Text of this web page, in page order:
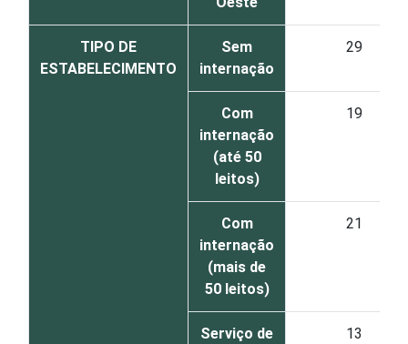
TIPO DE
ESTABELECIMENTO
Sem
internação
29
Com
internação
(até 50
leitos)
19
Com
internação
(mais de
50 leitos)
21
Serviço de
13